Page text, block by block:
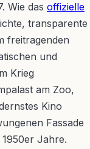
Wie das offizielle
transparente
freitragenden
und
Krieg
am Zoo,
Kino
Fassade
Jahre.